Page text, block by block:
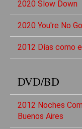
2020 Slow Down
2020 You're No
2012 Días como
DVD/BD
2012 Noches
Buenos Aires